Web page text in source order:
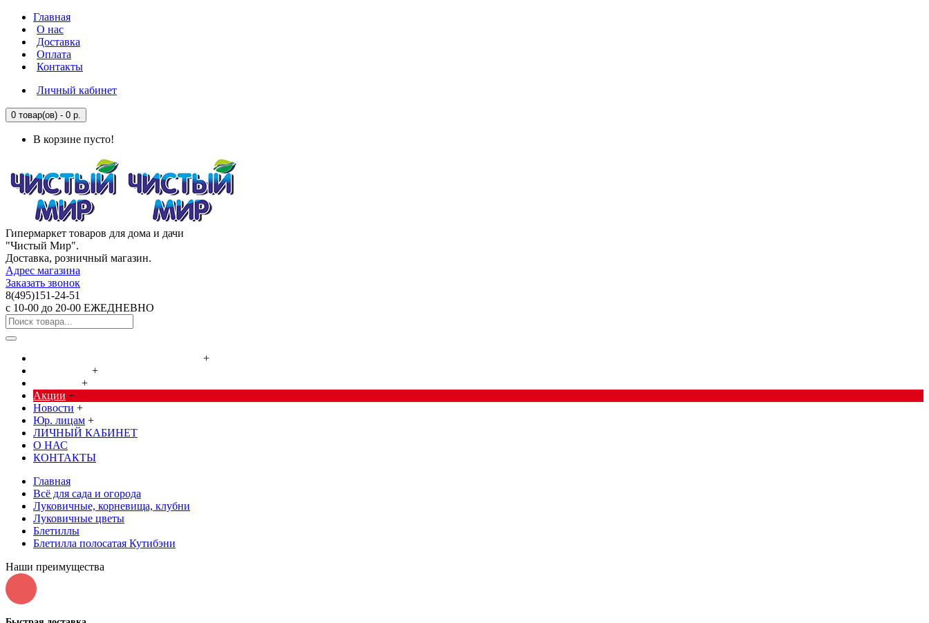
Главная
О нас
Доставка
Оплата
Контакты
Личный кабинет
0 товар(ов) - 0 р.
В корзине пусто!
Гипермаркет товаров для дома и дачи
"Чистый Мир".
Доставка, розничный магазин.
Адрес магазина
Заказать звонок
8(495)151-24-51
с 10-00 до 20-00 ЕЖЕДНЕВНО
+
+
+
Акции +
Новости +
Юр. лицам +
ЛИЧНЫЙ КАБИНЕТ
О НАС
КОНТАКТЫ
Главная
Всё для сада и огорода
Луковичные, корневища, клубни
Луковичные цветы
Блетиллы
Блетилла полосатая Кутибэни
Наши преимущества